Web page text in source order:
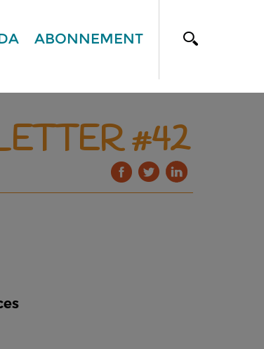
ABONNEMENT
#42